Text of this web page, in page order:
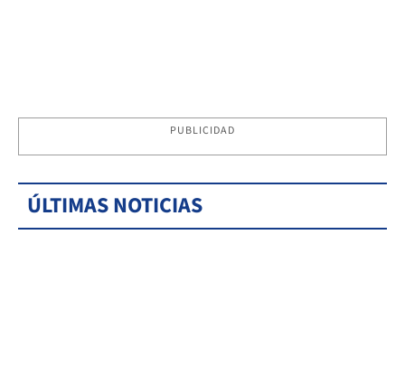
PUBLICIDAD
ÚLTIMAS NOTICIAS